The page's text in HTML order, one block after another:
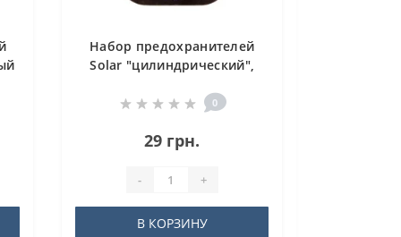
Набор предохранителей
Solar "цилиндрический",
0
29 грн.
- +
В КОРЗИНУ